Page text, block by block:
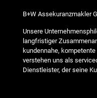
B+W Assekuranzmakler
Unsere
langfristiger
kundennahe,
verstehen uns als
Dienstleister, der seine